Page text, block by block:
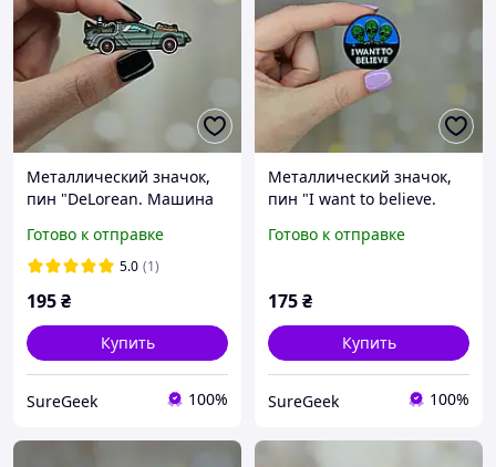
Металлический значок,
пин "DeLorean. Машина
будущее"
Готово к отправке
5.0 (1)
195₴
Купить
SureGeek 100%
Металлический значок,
пин "I want to believe.
Готово к отправке
175₴
Купить
SureGeek 100%